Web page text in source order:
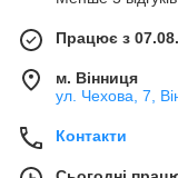
Працює з
м. Вінниця
ул. Чехова, 7,
Контакти